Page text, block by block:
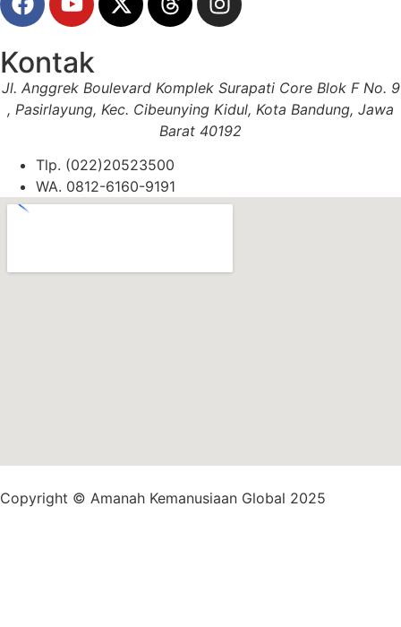
Kontak
Jl. Anggrek Boulevard Komplek Surapati Core Blok F No. 9
, Pasirlayung, Kec. Cibeunying Kidul, Kota Bandung, Jawa
Barat 40192
Tlp. (022)20523500
WA. 0812-6160-9191
Copyright © Amanah Kemanusiaan Global 2025